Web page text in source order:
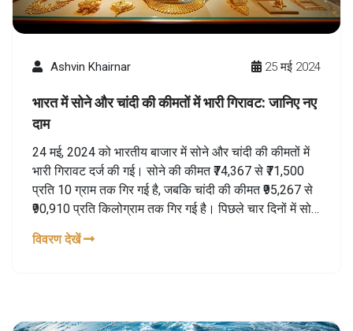
Ashvin Khairnar 25 मई 2024
भारत में सोने और चांदी की कीमतों में भारी गिरावट: जानिए नए
दाम
24 मई, 2024 को भारतीय बाजार में सोने और चांदी की कीमतों में
भारी गिरावट दर्ज की गई। सोने की कीमत ₹74,367 से ₹71,500
प्रति 10 ग्राम तक गिर गई है, जबकि चांदी की कीमत ₹95,267 से
₹90,910 प्रति किलोग्राम तक गिर गई है। पिछले चार दिनों में सोने
विवरण देखें